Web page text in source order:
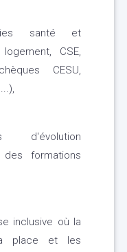
santé et
CSE,
CESU,
d'évolution
formations
inclusive où la
place et les